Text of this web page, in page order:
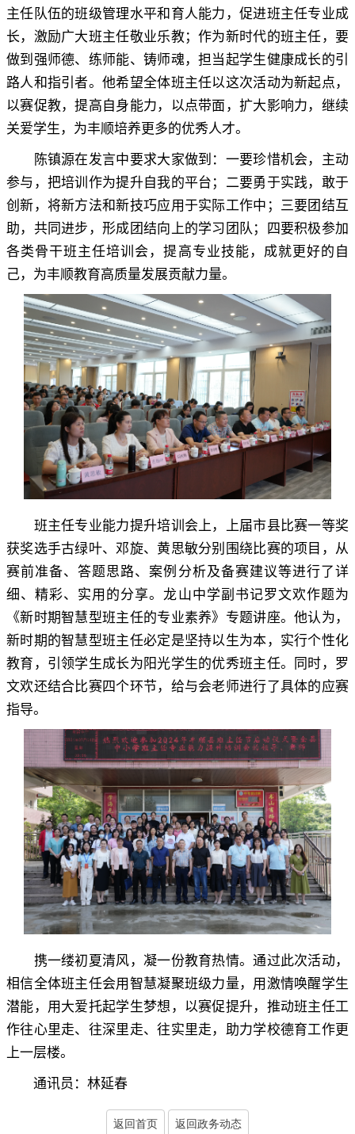
主任队伍的班级管理水平和育人能力 ， 促进班主任专业成
长，激励广大班主任敬业乐教； 作为新时代的班主任，要
做到强师德、练师能、铸师魂，担当起学生健康成长的引
路人和指引者。他希望全体班主任以这次活动为新起点 ，
以赛促教，提高自身能力 ， 以点带面，扩大影响力 ， 继续
关爱学生，为丰顺培养更多的优秀人才。
陈镇源在发言中要求大家做到：一要珍惜机会， 主动
参与，把培训作为提升自我的平台 ； 二要勇于实践，敢于
创新 ， 将新方法和新技巧应用于实际工作中；三要团结互
助 ， 共同进步，形成团结向上的学习团队 ；
四要积极参加
各类骨干班主任培训会，提高专业技能 ， 成就更好的自
己，为丰顺教育高质量发展贡献力量。
班主任专业能力提升培训会上 ，
上届市县比赛一等奖
获奖选手古绿叶、邓旋、黄思敏分别围绕比赛的项目，从
赛前准备、答题思路、案例分析及备赛建议等进行了详
细、精彩、实用的分享。 龙山中学副书记罗文欢作题为
《新时期智慧型班主任的专业素养》专题讲座。他认为 ，
新时期的智慧型班主任必定是坚持以生为本，实行个性化
教育 ， 引领学生成长为阳光学生的优秀班主任。同时 ， 罗
文欢还结合比赛四个环节，给与会老师进行了具体的应赛
指导。
携一缕初夏清风 ， 凝一份教育热情。通过此次活动 ，
相信全体班主任会用智慧凝聚班级力量，用激情唤醒学生
潜能 ， 用大爱托起学生梦想，以赛促提升， 推动班主任工
作往心里走、往深里走、往实里走，助力学校德育工作更
上一层楼。
通讯员：林延春
返回首页 返回政务动态